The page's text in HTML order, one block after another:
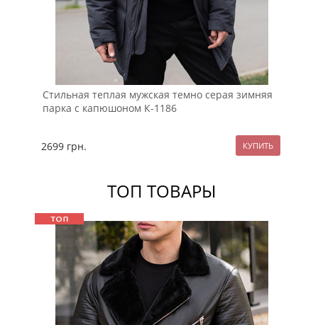
Стильная теплая мужская темно серая зимняя
парка с капюшоном К-1186
2699 грн.
ТОП ТОВАРЫ